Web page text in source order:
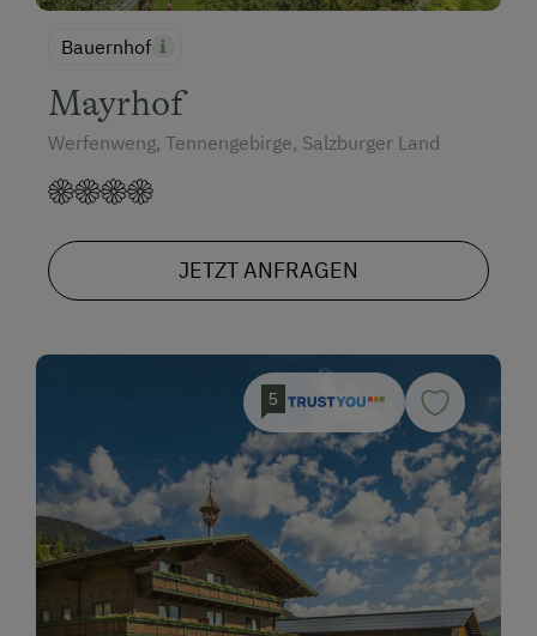
Mountainbike
E-Bike-Verleih
Angeln
Skifahren
An der Skipiste
Bus zur Skipiste
Sanfter Winter
Bauernhof
Mayrhof
Werfenweng, Tennengebirge, Salzburger Land
JETZT ANFRAGEN
5